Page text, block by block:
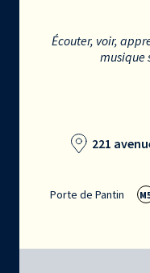
Écouter, voir,
musique
221
Porte de Pantin